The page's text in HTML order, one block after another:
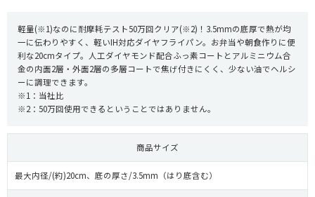
軽量(※1)なのに耐摩耗テスト50万回クリア(※2)！3.5mmの底厚で熱が均
一に伝わりやすく、軽いIH対応ダイヤフライパン。お弁当や朝食作りに便
利な20cmタイプ。人工ダイヤモンド配合ふっ素コートとアルミニウム合
金の内面2層・外面2層の多層コートで焦げ付きにくく、少ない油でヘルシ
ーに調理できます。
※1：当社比
※2：50万回使用できるということではありません。
商品サイズ
最大内径/(約)20cm、底の厚さ/3.5mm（はり底含む）